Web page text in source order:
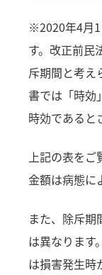
※2020年4月1
す。改正前民
斥期間と考え
書では「時効
時効であると
上記の表をご
金額は病態に
また、除斥期
は異なります
は損害発生時